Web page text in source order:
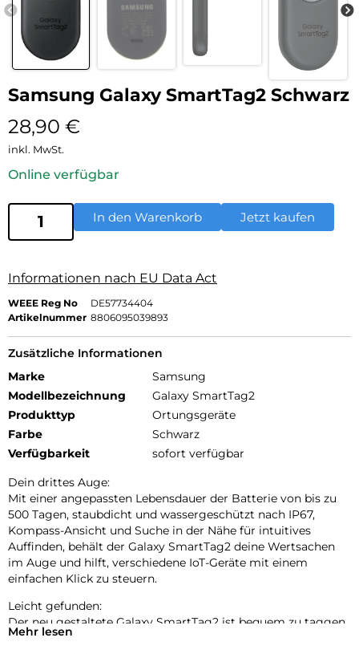
Samsung Galaxy SmartTag2 Schwarz
28,90 €
inkl. MwSt.
Online verfügbar
In den Warenkorb Jetzt kaufen
Informationen nach EU Data Act
WEEE Reg No
DE57734404
Artikelnummer 8806095039893
Zusätzliche Informationen
Marke
Samsung
Modellbezeichnung
Galaxy SmartTag2
Produkttyp
Ortungsgeräte
Farbe
Schwarz
Verfügbarkeit
sofort verfügbar
Dein drittes Auge:
Mit einer angepassten Lebensdauer der Batterie von bis zu
500 Tagen, staubdicht und wassergeschützt nach IP67,
Kompass-Ansicht und Suche in der Nähe für intuitives
Auffinden, behält der Galaxy SmartTag2 deine Wertsachen
im Auge und hilft, verschiedene IoT-Geräte mit einem
einfachen Klick zu steuern.
Leicht gefunden:
Der neu gestaltete Galaxy SmartTag2 ist bequem zu taggen
und zu tragen. Er ist staubdicht und wassergeschützt nach
Mehr lesen